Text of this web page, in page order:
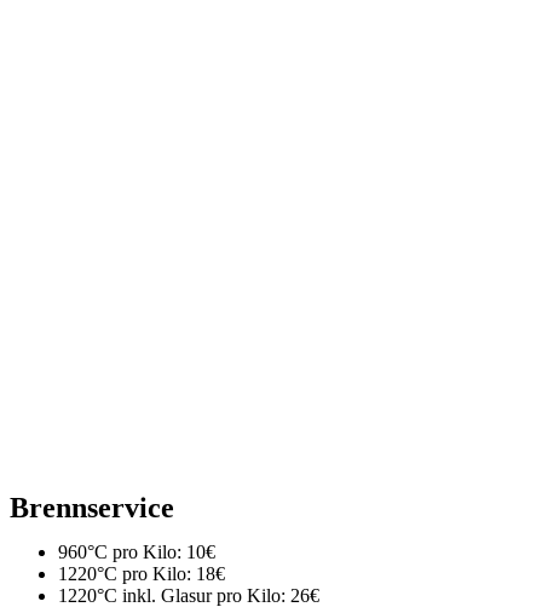
Brennservice
960°C pro Kilo: 10€
1220°C pro Kilo: 18€
1220°C inkl. Glasur pro Kilo: 26€